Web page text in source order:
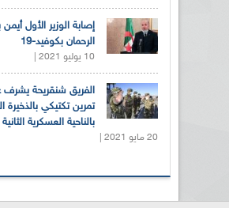
إصابة الوزير الأول
الرحمان بكوفيد-19
10 يوليو 2021 |
الفريق شنقريحة يشرف
تمرين تكتيكي بالذخيرة
بالناحية العسكرية الثانية
20 مايو 2021 |